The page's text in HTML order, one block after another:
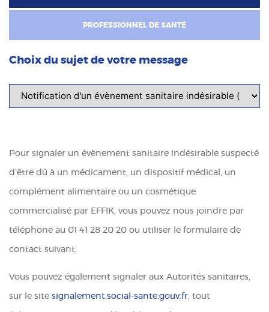
PROFESSIONNEL DE SANTÉ
Choix du sujet de votre message
Pour signaler un évènement sanitaire indésirable suspecté
d’être dû à un médicament, un dispositif médical, un
complément alimentaire ou un cosmétique
commercialisé par EFFIK, vous pouvez nous joindre par
téléphone au 01 41 28 20 20 ou utiliser le formulaire de
contact suivant.
Vous pouvez également signaler aux Autorités sanitaires,
sur le site signalement.social-sante.gouv.fr , tout